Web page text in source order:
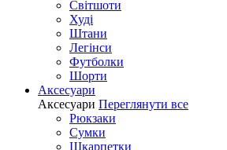
Світшоти
Худі
Штани
Легінси
Футболки
Шорти
Аксесуари
Аксесуари Переглянути все
Рюкзаки
Сумки
Шкарпетки